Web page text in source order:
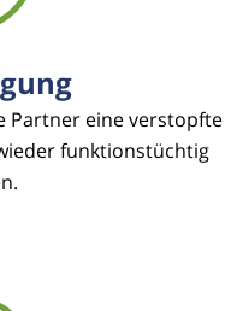
Partner eine verstopfte
funktionstüchtig